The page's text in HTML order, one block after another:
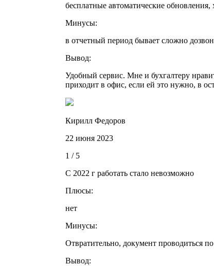
бесплатные автоматические
Минусы:
в отчетный период бывает сложно
Вывод:
Удобный сервис. Мне и бухгалтеру
приходит в офис, если ей это нужно, в
Кирилл Федоров
22 июня 2023
1 / 5
C 2022 г работать стало невозможно
Плюсы:
нет
Минусы:
Отвратительно, документ проводиться
Вывод: